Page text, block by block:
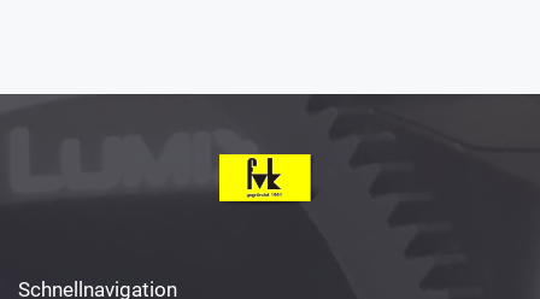
Schnellnavigation